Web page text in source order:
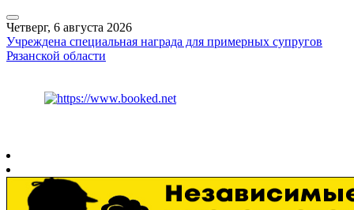
Четверг, 6 августа 2026
Учреждена специальная награда для примерных супругов
Рязанской области